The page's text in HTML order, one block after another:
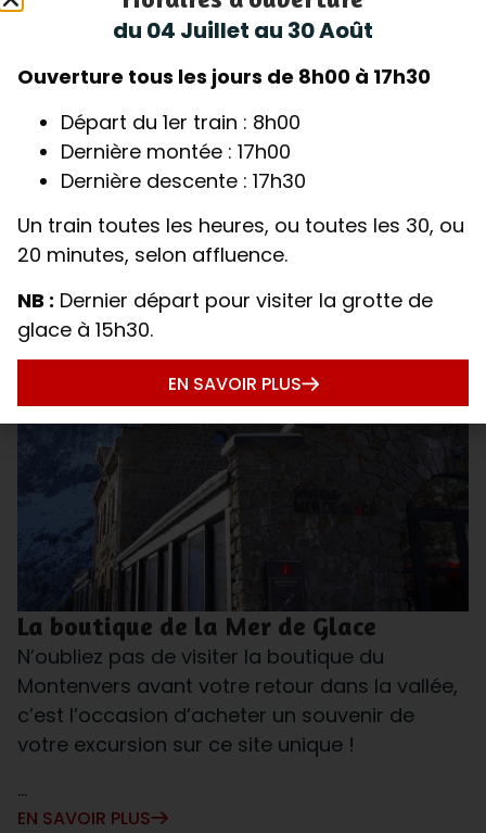
Le Panoramique
Le restaurant Le Panoramique offre une
expérience unique au cœur des montagnes,
avec sa vaste terrasse panoramique et son
intérieur baigné...
EN SAVOIR PLUS
La boutique de la Mer de Glace
N’oubliez pas de visiter la boutique du
Montenvers avant votre retour dans la vallée,
c’est l’occasion d’acheter un souvenir de
votre excursion sur ce site unique !
...
EN SAVOIR PLUS
du 04 Juillet au 30 Août
Ouverture tous les jours de 8h00 à 17h30
Départ du 1er train : 8h00
Dernière montée : 17h00
Dernière descente : 17h30
Un train toutes les heures, ou toutes les 30, ou
20 minutes, selon affluence.
NB : Dernier départ pour visiter la grotte de
glace à 15h30.
EN SAVOIR PLUS